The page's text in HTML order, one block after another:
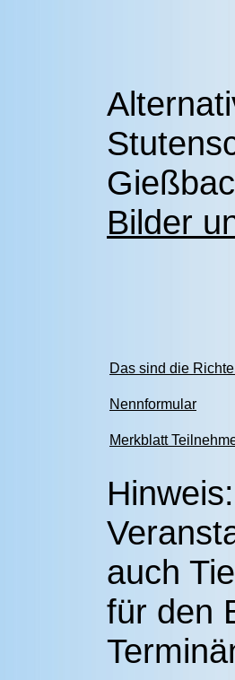
Bilder
Das sind die
Nennformular
Merkblatt
auch
für den